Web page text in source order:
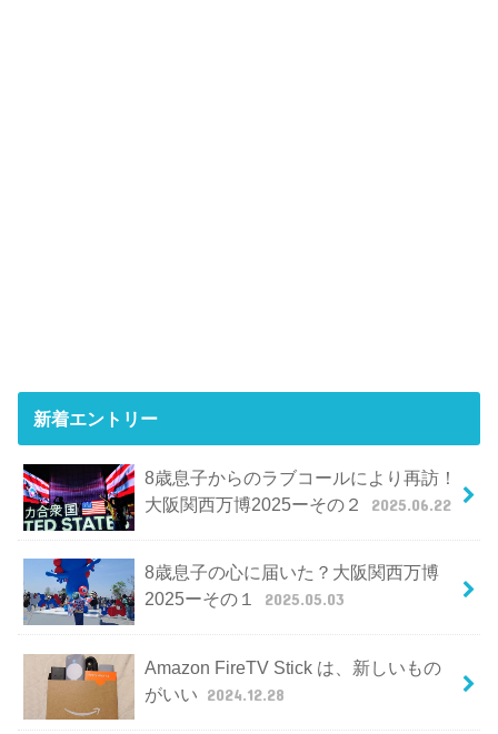
新着エントリー
8歳息子からのラブコールにより再訪！
大阪関西万博2025ーその２
2025.06.22
8歳息子の心に届いた？大阪関西万博
2025ーその１
2025.05.03
Amazon FireTV Stick は、新しいもの
がいい 2024.12.28